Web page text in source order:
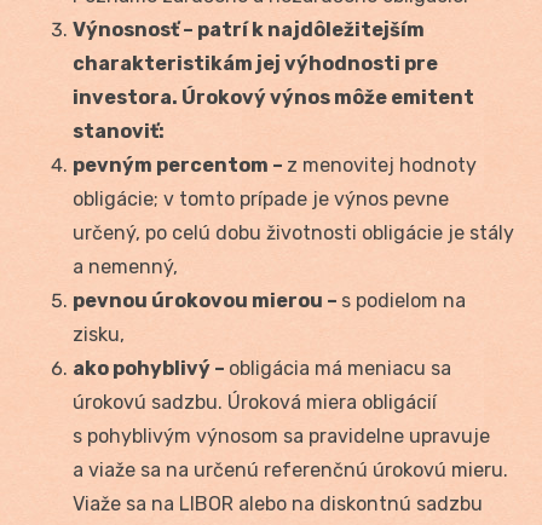
Výnosnosť – patrí k najdôležitejším
charakteristikám jej výhodnosti pre
investora. Úrokový výnos môže emitent
stanoviť:
pevným percentom – z menovitej hodnoty
obligácie; v tomto prípade je výnos pevne
určený, po celú dobu životnosti obligácie je stály
a nemenný,
pevnou úrokovou mierou – s podielom na
zisku,
ako pohyblivý – obligácia má meniacu sa
úrokovú sadzbu. Úroková miera obligácií
s pohyblivým výnosom sa pravidelne upravuje
a viaže sa na určenú referenčnú úrokovú mieru.
Viaže sa na LIBOR alebo na diskontnú sadzbu